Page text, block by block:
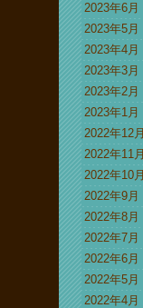
2023年6月
2023年5月
2023年4月
2023年3月
2023年2月
2023年1月
2022年12月
2022年11月
2022年10月
2022年9月
2022年8月
2022年7月
2022年6月
2022年5月
2022年4月